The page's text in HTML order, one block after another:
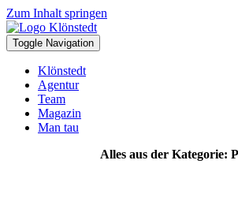
Zum Inhalt springen
Toggle Navigation
Klönstedt
Agentur
Team
Magazin
Man tau
Alles aus der Kategorie: